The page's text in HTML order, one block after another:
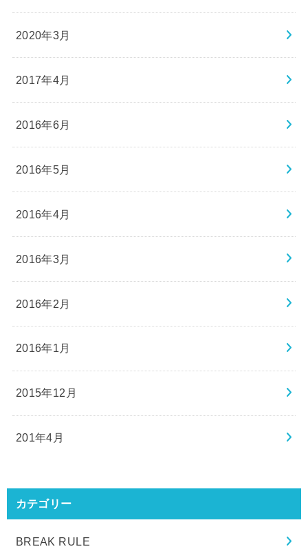
2020年3月
2017年4月
2016年6月
2016年5月
2016年4月
2016年3月
2016年2月
2016年1月
2015年12月
201年4月
カテゴリー
BREAK RULE